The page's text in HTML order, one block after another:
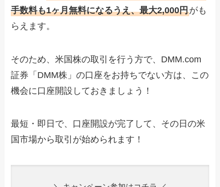
手数料も1ヶ月無料になるうえ、最大2,000円がも
らえます。
そのため、米国株の取引を行う方で、DMM.com
証券「DMM株」の口座をお持ちでない方は、この
機会に口座開設しておきましょう！
最短・即日で、口座開設が完了して、その日の米
国市場から取引が始められます！